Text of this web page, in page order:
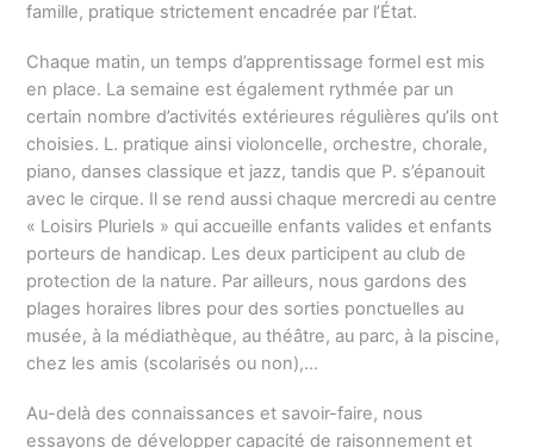
famille, pratique strictement encadrée par l’État.
Chaque matin, un temps d’apprentissage formel est mis
en place. La semaine est également rythmée par un
certain nombre d’activités extérieures régulières qu’ils ont
choisies. L. pratique ainsi violoncelle, orchestre, chorale,
piano, danses classique et jazz, tandis que P. s’épanouit
avec le cirque. Il se rend aussi chaque mercredi au centre
« Loisirs Pluriels » qui accueille enfants valides et enfants
porteurs de handicap. Les deux participent au club de
protection de la nature. Par ailleurs, nous gardons des
plages horaires libres pour des sorties ponctuelles au
musée, à la médiathèque, au théâtre, au parc, à la piscine,
chez les amis (scolarisés ou non),…
Au-delà des connaissances et savoir-faire, nous
essayons de développer capacité de raisonnement et